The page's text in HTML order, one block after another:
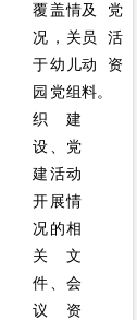
覆盖情
况，关
于幼儿
园党组
织建
设、党
建活动
开展情
况的相
关文
件、会
议资
及党
员活
动资
料。